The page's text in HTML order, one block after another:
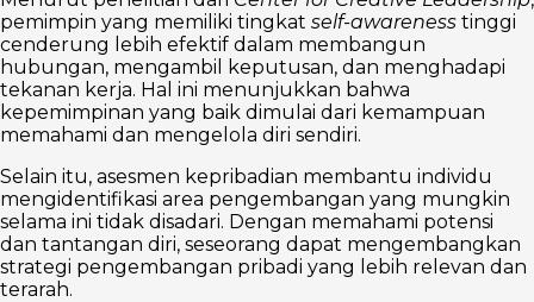
pemimpin yang memiliki tingkat self-awareness tinggi
cenderung lebih efektif dalam membangun
hubungan, mengambil keputusan, dan menghadapi
tekanan kerja. Hal ini menunjukkan bahwa
kepemimpinan yang baik dimulai dari kemampuan
memahami dan mengelola diri sendiri.
Selain itu, asesmen kepribadian membantu individu
mengidentifikasi area pengembangan yang mungkin
selama ini tidak disadari. Dengan memahami potensi
dan tantangan diri, seseorang dapat mengembangkan
strategi pengembangan pribadi yang lebih relevan dan
terarah.